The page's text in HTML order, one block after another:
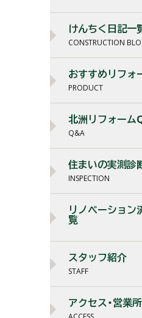
けんちく日記一
CONSTRUCTION
おすすめリフォ
PRODUCT
北洲リフォーム
Q&A
住まいの実測診
INSPECTION
リノベーション
覧
スタッフ紹介
STAFF
アクセス・営業